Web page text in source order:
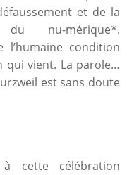
et de la
du nu-mérique*.
l’humaine condition
qui vient. La parole…
est sans doute
cette célébration